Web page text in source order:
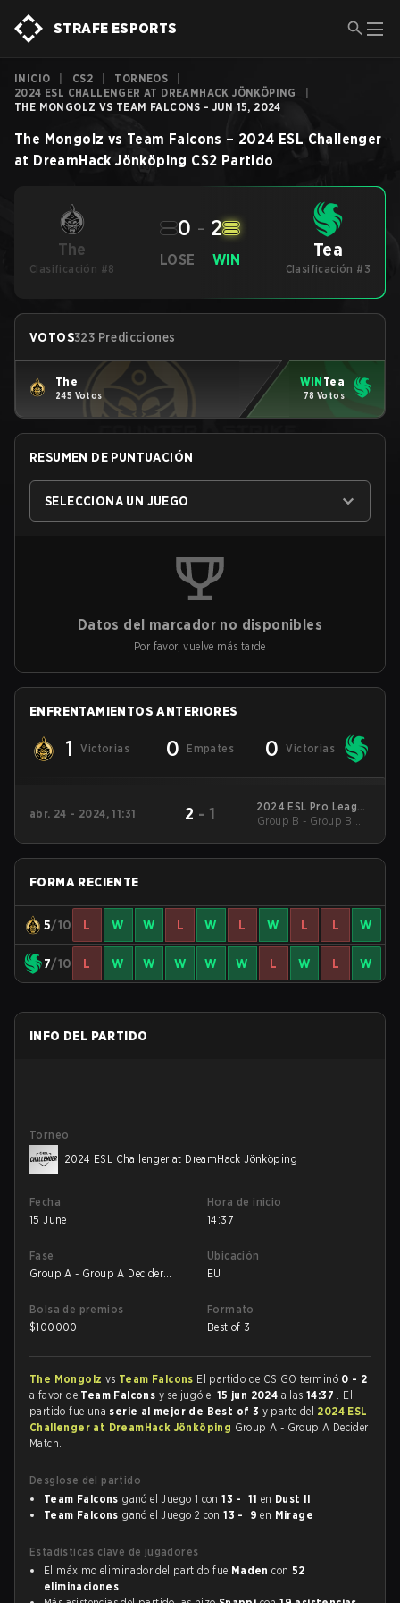
STRAFE ESPORTS
INICIO CS2 TORNEOS
2024 ESL CHALLENGER AT DREAMHACK JÖNKÖPING
THE MONGOLZ VS TEAM FALCONS - JUN 15, 2024
The Mongolz vs Team Falcons – 2024 ESL Challenger
at DreamHack Jönköping CS2 Partido
The
Clasificación #8
LOSE
0 - 2
WIN Tea
Clasificación #3
VOTOS323 Predicciones
The
245 Votos
WIN Tea
78 Votos
RESUMEN DE PUNTUACIÓN
SELECCIONA UN JUEGO
Datos del marcador no disponibles
Por favor, vuelve más tarde
ENFRENTAMIENTOS ANTERIORES
1 Victorias 0 Empates 0 Victorias
abr. 24 - 2024, 11:31 2 - 1
2024 ESL Pro League
Season 19
Group B - Group B UB
FORMA RECIENTE
5/10 L W W L W L W L L W
7/10 L W W W W W L W L W
INFO DEL PARTIDO
Torneo
2024 ESL Challenger at DreamHack Jönköping
Fecha
15 June
Hora de inicio
14:37
Fase
Group A - Group A Decider
Ubicación
EU
Bolsa de premios
$100000
Formato
Best of 3
The Mongolz vs Team Falcons El partido de CS:GO terminó 0 - 2
a favor de Team Falcons y se jugó el 15 jun 2024 a las14:37 . El
partido fue una serie al mejor de Best of 3 y parte del 2024 ESL
Challenger at DreamHack Jönköping Group A - Group A Decider
Match.
Desglose del partido
Team Falcons ganó el Juego 1 con13 - 11 en Dust II
Team Falcons ganó el Juego 2 con13 - 9 en Mirage
Estadísticas clave de jugadores
El máximo eliminador del partido fue Maden con 52
eliminaciones.